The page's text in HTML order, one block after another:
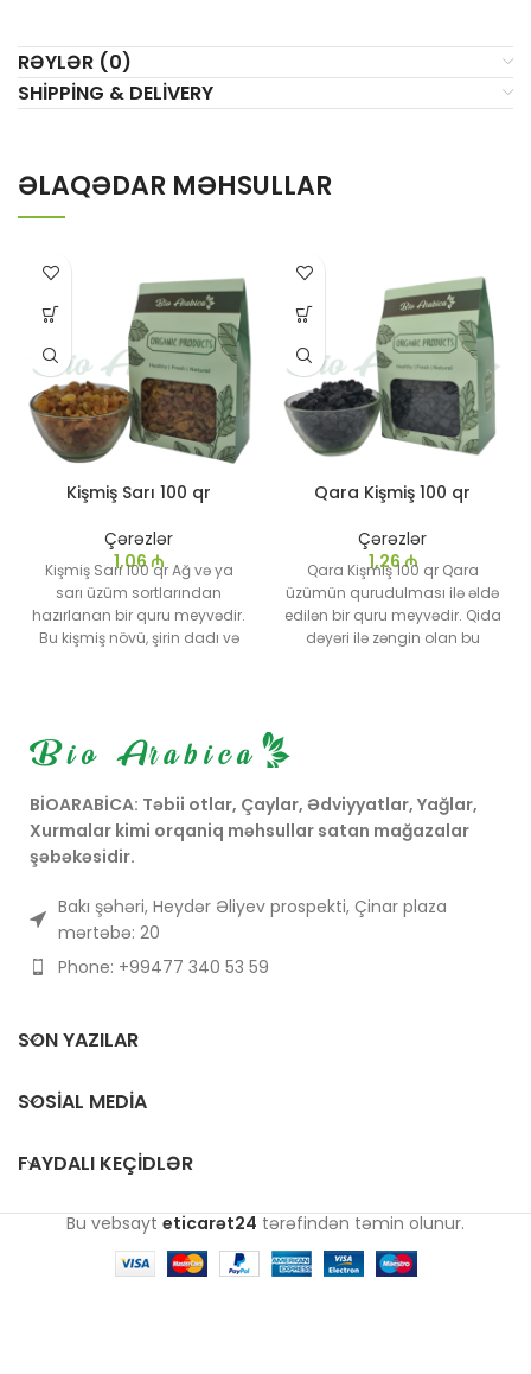
RƏYLƏR (0)
SHIPPING & DELIVERY
ƏLAQƏDAR MƏHSULLAR
Kişmiş Sarı 100 qr
Çərəzlər
1,06₼
Kişmiş Sarı 100 qr Ağ və ya
sarı üzüm sortlarından
hazırlanan bir quru meyvədir.
Bu kişmiş növü, şirin dadı və
Qara Kişmiş 100 qr
Çərəzlər
1,26₼
Qara Kişmiş 100 qr Qara
üzümün qurudulması ilə əldə
edilən bir quru meyvədir. Qida
dəyəri ilə zəngin olan bu
BİOARABİCA: Təbii otlar, Çaylar, Ədviyyatlar, Yağlar,
Xurmalar kimi orqaniq məhsullar satan mağazalar
şəbəkəsidir.
Bakı şəhəri, Heydər Əliyev prospekti, Çinar plaza
mərtəbə: 20
Phone: +99477 340 53 59
SON YAZILAR
SOSIAL MEDIA
FAYDALI KEÇIDLƏR
Bu vebsayt eticarət24 tərəfindən təmin olunur.